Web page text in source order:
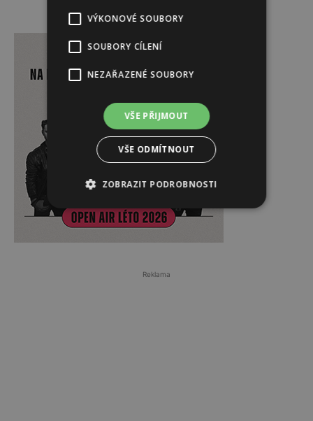
Reklama
VÝKONOVÉ SOUBORY
SOUBORY CÍLENÍ
NEZAŘAZENÉ SOUBORY
VŠE PŘIJMOUT
VŠE ODMÍTNOUT
ZOBRAZIT PODROBNOSTI